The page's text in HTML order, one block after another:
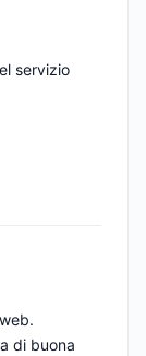
servizio
di buona